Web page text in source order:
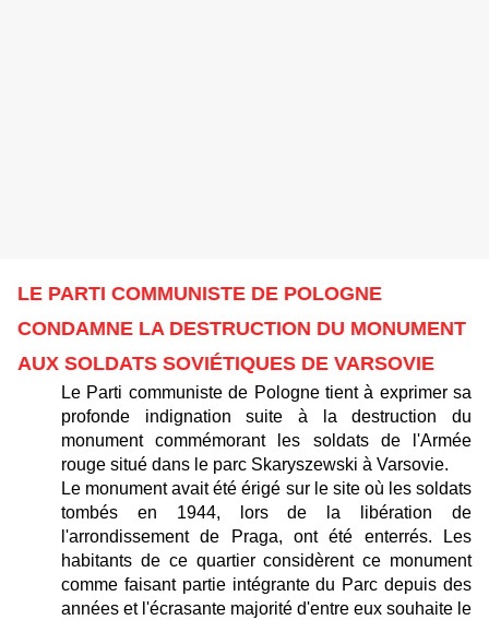
LE PARTI COMMUNISTE DE POLOGNE
CONDAMNE LA DESTRUCTION DU MONUMENT
AUX SOLDATS SOVIÉTIQUES DE VARSOVIE
Le Parti communiste de Pologne tient à exprimer sa
profonde indignation suite à la destruction du
monument commémorant les soldats de l'Armée
rouge situé dans le parc Skaryszewski à Varsovie.
Le monument avait été érigé sur le site où les soldats
tombés en 1944, lors de la libération de
l'arrondissement de Praga, ont été enterrés. Les
habitants de ce quartier considèrent ce monument
comme faisant partie intégrante du Parc depuis des
années et l'écrasante majorité d'entre eux souhaite le